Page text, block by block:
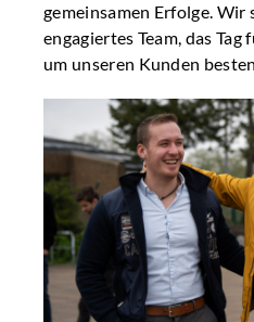
gemeinsamen Erfolge. Wir
engagiertes Team, das Tag
um unseren Kunden